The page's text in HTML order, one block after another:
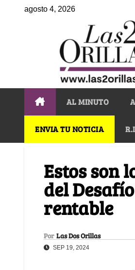
agosto 4, 2026
AL MINUTO
ENVIA TU NOTICIA
Estos son
del
rentable
Por Las Dos Orillas
SEP 19, 2024